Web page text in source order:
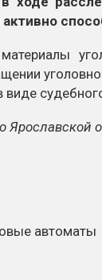
виде
автоматы